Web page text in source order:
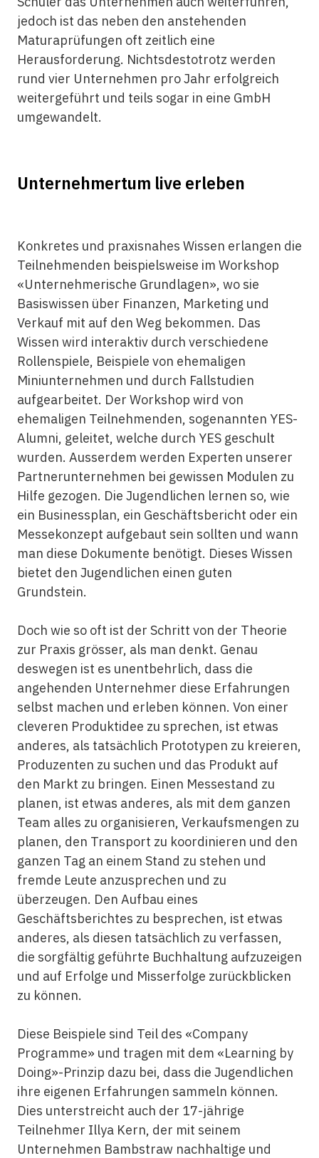
jedoch ist das neben den anstehenden
Maturaprüfungen oft zeitlich eine
Herausforderung. Nichtsdestotrotz werden
rund vier Unternehmen pro Jahr erfolgreich
weitergeführt und teils sogar in eine GmbH
umgewandelt.
Unternehmertum live erleben
Konkretes und praxisnahes Wissen erlangen die
Teilnehmenden beispielsweise im Workshop
«Unternehmerische Grundlagen», wo sie
Basiswissen über Finanzen, Marketing und
Verkauf mit auf den Weg bekommen. Das
Wissen wird interaktiv durch verschiedene
Rollenspiele, Beispiele von ehemaligen
Miniunternehmen und durch Fallstudien
aufgearbeitet. Der Workshop wird von
ehemaligen Teilnehmenden, sogenannten YES-
Alumni, geleitet, welche durch YES geschult
wurden. Ausserdem werden Experten unserer
Partnerunternehmen bei gewissen Modulen zu
Hilfe gezogen. Die Jugendlichen lernen so, wie
ein Businessplan, ein Geschäftsbericht oder ein
Messekonzept aufgebaut sein sollten und wann
man diese Dokumente benötigt. Dieses Wissen
bietet den Jugendlichen einen guten
Grundstein.
Doch wie so oft ist der Schritt von der Theorie
zur Praxis grösser, als man denkt. Genau
deswegen ist es unentbehrlich, dass die
angehenden Unternehmer diese Erfahrungen
selbst machen und erleben können. Von einer
cleveren Produktidee zu sprechen, ist etwas
anderes, als tatsächlich Prototypen zu kreieren,
Produzenten zu suchen und das Produkt auf
den Markt zu bringen. Einen Messestand zu
planen, ist etwas anderes, als mit dem ganzen
Team alles zu organisieren, Verkaufsmengen zu
planen, den Transport zu koordinieren und den
ganzen Tag an einem Stand zu stehen und
fremde Leute anzusprechen und zu
überzeugen. Den Aufbau eines
Geschäftsberichtes zu besprechen, ist etwas
anderes, als diesen tatsächlich zu verfassen,
die sorgfältig geführte Buchhaltung aufzuzeigen
und auf Erfolge und Misserfolge zurückblicken
zu können.
Diese Beispiele sind Teil des «Company
Programme» und tragen mit dem «Learning by
Doing»-Prinzip dazu bei, dass die Jugendlichen
ihre eigenen Erfahrungen sammeln können.
Dies unterstreicht auch der 17-jährige
Teilnehmer Illya Kern, der mit seinem
Unternehmen Bambstraw nachhaltige und